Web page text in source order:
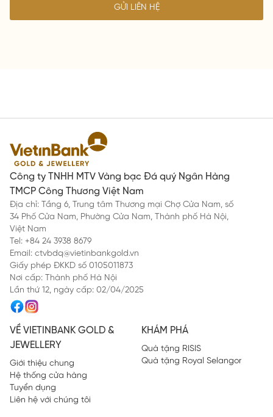
GỬI LIÊN HỆ
Công ty TNHH MTV Vàng bạc Đá quý Ngân Hàng
TMCP Công Thương Việt Nam
Địa chỉ: Tầng 6, Trung tâm Thương mại Chợ Cửa Nam, số
34 Phố Cửa Nam, Phường Cửa Nam, Thành phố Hà Nội,
Việt Nam
Tel: +84 24 3938 8679
Email: ctvbdq@vietinbankgold.vn
Giấy phép ĐKKD số 0105011873
Nơi cấp: Thành phố Hà Nội
Lần thứ 12, ngày cấp: 02/04/2025
VỀ VIETINBANK GOLD &
JEWELLERY
Giới thiệu chung
Hệ thống cửa hàng
Tuyển dụng
Liên hệ với chúng tôi
KHÁM PHÁ
Quà tặng RISIS
Quà tặng Royal Selangor